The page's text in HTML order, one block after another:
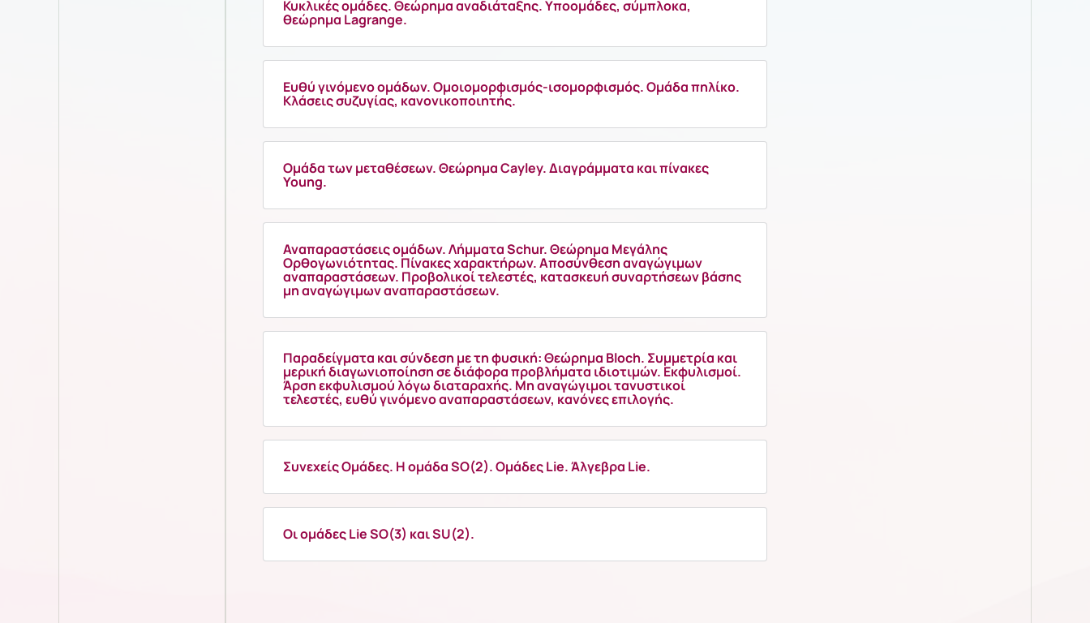
Κυκλικές ομάδες. Θεώρημα αναδιάταξης. Υποομάδες, σύμπλοκα,
θεώρημα Lagrange.
Ευθύ γινόμενο ομάδων. Ομοιομορφισμός-ισομορφισμός. Ομάδα πηλίκο.
Κλάσεις συζυγίας, κανονικοποιητής.
Ομάδα των μεταθέσεων. Θεώρημα Cayley. Διαγράμματα και πίνακες
Young.
Αναπαραστάσεις ομάδων. Λήμματα Schur. Θεώρημα Μεγάλης
Ορθογωνιότητας. Πίνακες χαρακτήρων. Αποσύνθεση αναγώγιμων
αναπαραστάσεων. Προβολικοί τελεστές, κατασκευή συναρτήσεων βάσης
μη αναγώγιμων αναπαραστάσεων.
Παραδείγματα και σύνδεση με τη φυσική: Θεώρημα Bloch. Συμμετρία και
μερική διαγωνιοποίηση σε διάφορα προβλήματα ιδιοτιμών. Εκφυλισμοί.
Άρση εκφυλισμού λόγω διαταραχής. Μη αναγώγιμοι τανυστικοί
τελεστές, ευθύ γινόμενο αναπαραστάσεων, κανόνες επιλογής.
Συνεχείς Ομάδες. Η ομάδα SO(2). Ομάδες Lie. Άλγεβρα Lie.
Οι ομάδες Lie SO(3) και SU(2).